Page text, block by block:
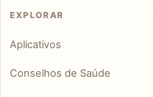
EXPLORAR
Aplicativos
Conselhos de Saúde